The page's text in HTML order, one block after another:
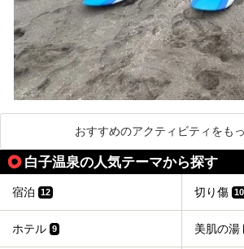
おすすめのアクティビティをも
白子温泉の人気テーマから探す
宿泊 12 切り傷 10
ホテル 9 美肌の湯